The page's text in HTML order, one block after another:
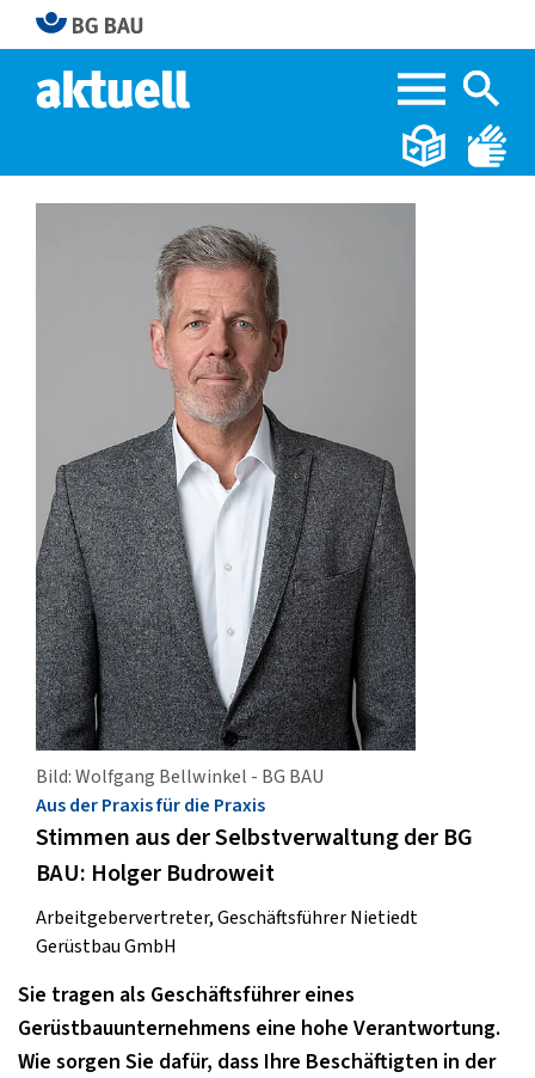
Aus d. Praxis für d. Praxis: Holger Budroweit
Bild: Wolfgang Bellwinkel - BG BAU
Aus der Praxis für die Praxis
Stimmen aus der Selbstverwaltung der BG
BAU: Holger Budroweit
Arbeitgebervertreter, Geschäftsführer Nietiedt
Gerüstbau GmbH
Sie tragen als Geschäftsführer eines
Gerüstbauunternehmens eine hohe Verantwortung.
Wie sorgen Sie dafür, dass Ihre Beschäftigten in der